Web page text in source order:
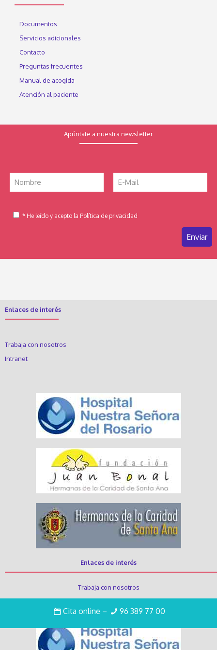
Cita online – 96 389 77 00
Documentos
Servicios adicionales
Contacto
Preguntas frecuentes
Manual de acogida
Atención al paciente
Apúntate a nuestra newsletter
* He leído y acepto la Política de privacidad
Enlaces de interés
Trabaja con nosotros
Intranet
Enlaces de interés
Trabaja con nosotros